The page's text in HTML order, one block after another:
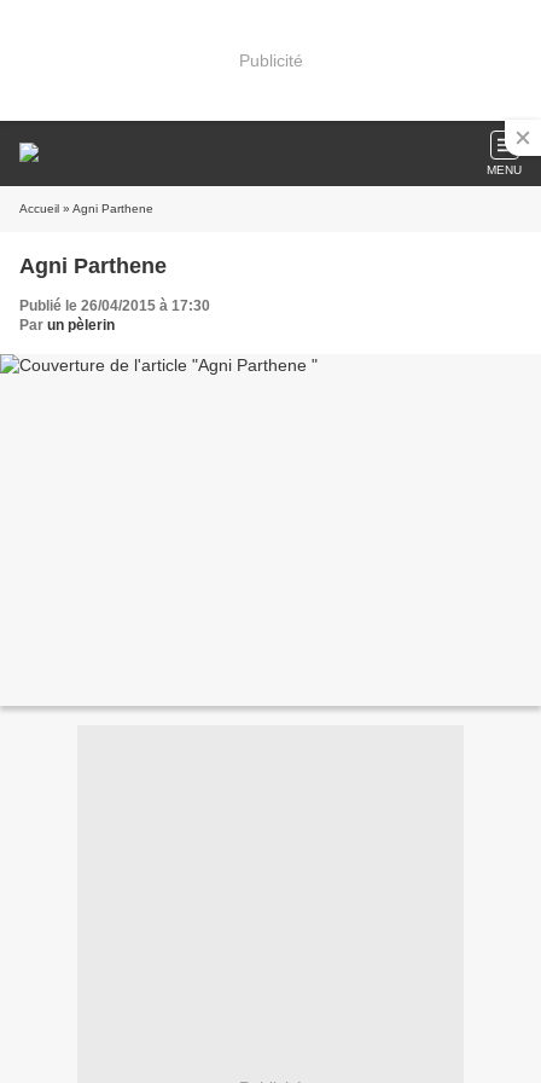
Publicité
MENU
Accueil » Agni Parthene
Agni Parthene
Publié le 26/04/2015 à 17:30
Par un pèlerin